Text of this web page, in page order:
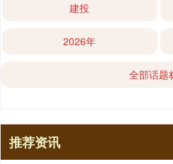
建投
2026年
全部话题
推荐资讯